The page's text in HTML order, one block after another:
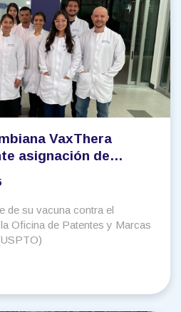
VaxThera
asignación de
de su vacuna contra el
Oficina de Patentes y Marcas